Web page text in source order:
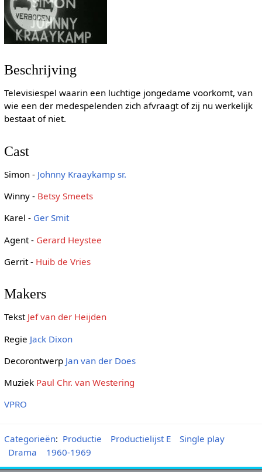
Beschrijving
Televisiespel waarin een luchtige jongedame voorkomt, van
wie een der medespelenden zich afvraagt of zij nu werkelijk
bestaat of niet.
Cast
Simon - Johnny Kraaykamp sr.
Winny - Betsy Smeets
Karel - Ger Smit
Agent - Gerard Heystee
Gerrit - Huib de Vries
Makers
Tekst Jef van der Heijden
Regie Jack Dixon
Decorontwerp Jan van der Does
Muziek Paul Chr. van Westering
VPRO
Categorieën: Productie Productielijst E
Single play
Drama
1960-1969